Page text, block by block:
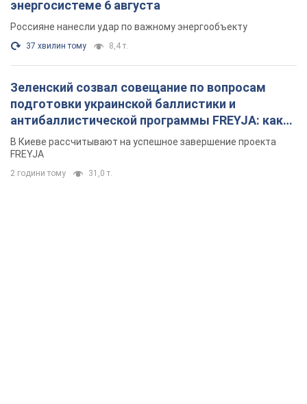
энергосистеме 6 августа
Россияне нанесли удар по важному энергообъекту
37 хвилин тому 8,4 т.
Зеленский созвал совещание по вопросам
подготовки украинской баллистики и
антибаллистической программы FREYJA: какие
решения готовятся
В Киеве рассчитывают на успешное завершение проекта
FREYJA
2 години тому 31,0 т.